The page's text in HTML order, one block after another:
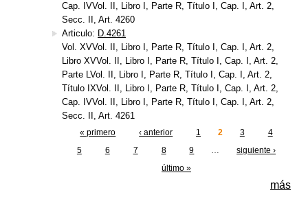
Cap. IVVol. II, Libro I, Parte R, Título I, Cap. I, Art. 2,
Secc. II, Art. 4260
Articulo: D.4261
Vol. XVVol. II, Libro I, Parte R, Título I, Cap. I, Art. 2,
Libro XVVol. II, Libro I, Parte R, Título I, Cap. I, Art. 2,
Parte LVol. II, Libro I, Parte R, Título I, Cap. I, Art. 2,
Título IXVol. II, Libro I, Parte R, Título I, Cap. I, Art. 2,
Cap. IVVol. II, Libro I, Parte R, Título I, Cap. I, Art. 2,
Secc. II, Art. 4261
« primero ‹ anterior 1 2 3
4
5
6 7 8 9 …
siguiente ›
último »
más